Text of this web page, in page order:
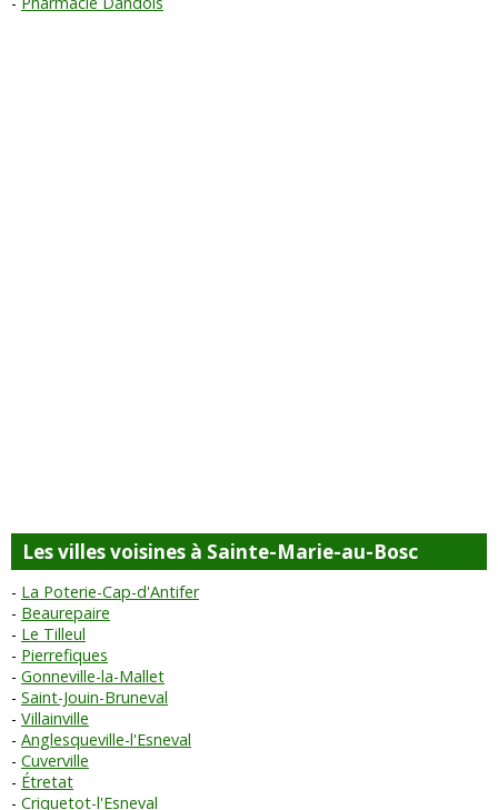
Les villes voisines à Sainte-Marie-au-Bosc
La Poterie-Cap-d'Antifer
Beaurepaire
Le Tilleul
Pierrefiques
Gonneville-la-Mallet
Saint-Jouin-Bruneval
Villainville
Anglesqueville-l'Esneval
Cuverville
Étretat
Criquetot-l'Esneval